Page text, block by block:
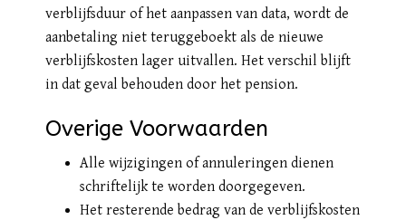
verblijfsduur of het aanpassen van data, wordt de
aanbetaling niet teruggeboekt als de nieuwe
verblijfskosten lager uitvallen. Het verschil blijft
in dat geval behouden door het pension.
Overige Voorwaarden
Alle wijzigingen of annuleringen dienen
schriftelijk te worden doorgegeven.
Het resterende bedrag van de verblijfskosten